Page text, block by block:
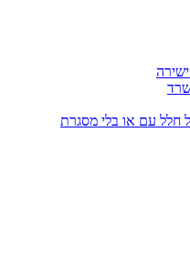
חלל עם או בלי מסגרת